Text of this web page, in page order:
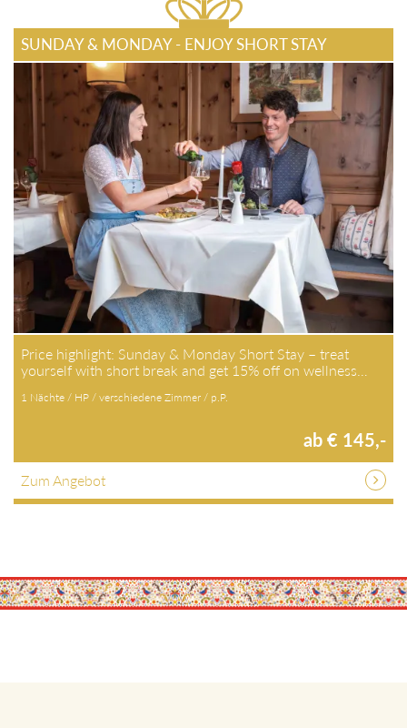
SUNDAY & MONDAY - ENJOY SHORT STAY
Price highlight: Sunday & Monday Short Stay – treat
yourself with short break and get 15% off on wellness…
1 Nächte / HP / verschiedene Zimmer / p.P.
ab € 145,-
Zum Angebot